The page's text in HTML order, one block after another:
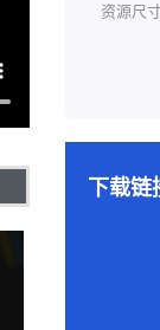
资源尺
下载